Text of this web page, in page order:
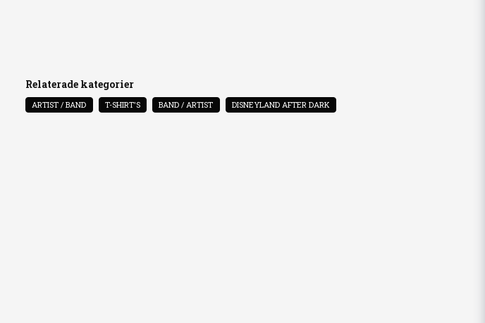
Relaterade kategorier
ARTIST / BAND T-SHIRT'S BAND / ARTIST DISNEYLAND AFTER DARK